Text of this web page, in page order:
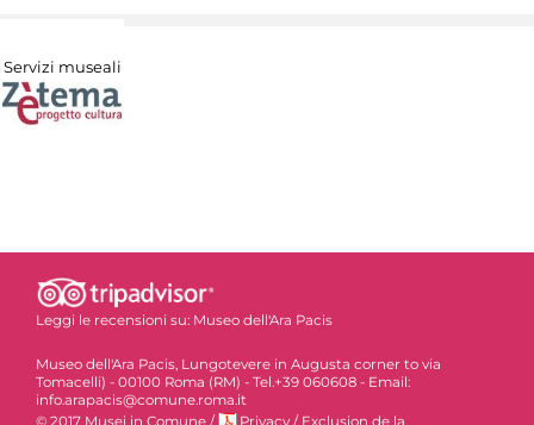
Servizi museali
Leggi le recensioni su: Museo dell'Ara Pacis
Museo dell'Ara Pacis, Lungotevere in Augusta corner to via
Tomacelli) - 00100 Roma (RM) - Tel.+39 060608 - Email:
info.arapacis@comune.roma.it